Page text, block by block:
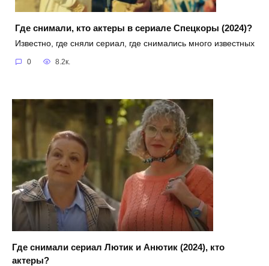
Где снимали, кто актеры в сериале Спецкоры (2024)?
Известно, где сняли сериал, где снимались много известных
0 8.2к.
Где снимали сериал Лютик и Анютик (2024), кто
актеры?